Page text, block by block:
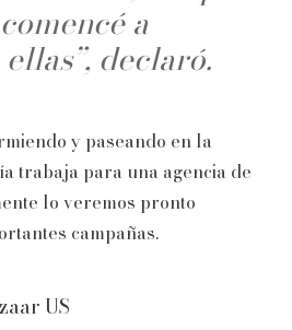
a
declaró.
y paseando en la
trabaja para una agencia de
lo veremos pronto
campañas.
US